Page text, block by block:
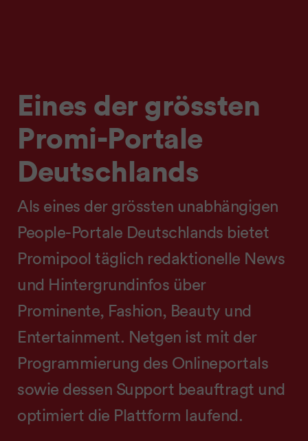
Eines der grössten
Promi-Portale
Deutschlands
Als eines der grössten unabhängigen
People-Portale Deutschlands bietet
Promipool täglich redaktionelle News
und Hintergrundinfos über
Prominente, Fashion, Beauty und
Entertainment. Netgen ist mit der
Programmierung des Onlineportals
sowie dessen Support beauftragt und
optimiert die Plattform laufend.